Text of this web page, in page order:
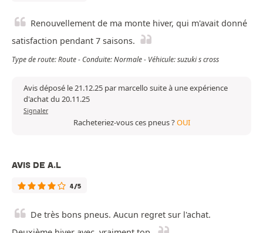
Renouvellement de ma monte hiver, qui m'avait donné
satisfaction pendant 7 saisons.
Type de route: Route - Conduite: Normale - Véhicule: suzuki s cross
Avis déposé le 21.12.25 par marcello suite à une expérience
d'achat du 20.11.25
Signaler
Racheteriez-vous ces pneus ?OUI
AVIS DE A.L
4/5
De très bons pneus. Aucun regret sur l'achat.